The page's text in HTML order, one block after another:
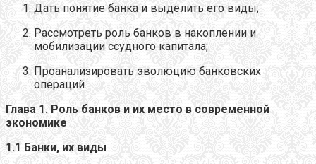
Дать понятие банка и выделить его виды;
Рассмотреть роль банков в накоплении и
мобилизации ссудного капитала;
Проанализировать эволюцию банковских
операций.
Глава 1. Роль банков и их место в современной
экономике
1.1 Банки, их виды